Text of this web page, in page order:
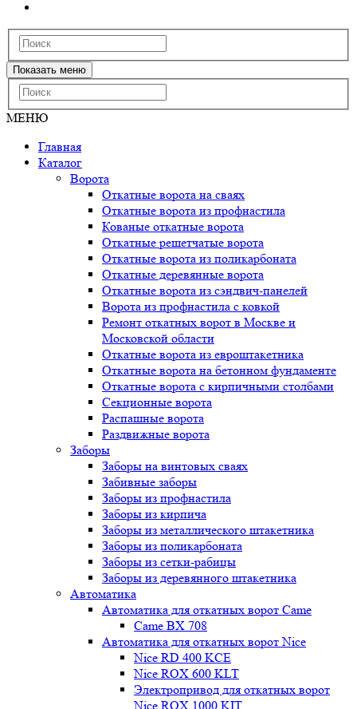
Показать меню
МЕНЮ
Главная
Каталог
Ворота
Откатные ворота на сваях
Откатные ворота из профнастила
Кованые откатные ворота
Откатные решетчатые ворота
Откатные ворота из поликарбоната
Откатные деревянные ворота
Откатные ворота из сэндвич-панелей
Ворота из профнастила с ковкой
Ремонт откатных ворот в Москве и
Московской области
Откатные ворота из евроштакетника
Откатные ворота на бетонном фундаменте
Откатные ворота с кирпичными столбами
Секционные ворота
Распашные ворота
Раздвижные ворота
Заборы
Заборы на винтовых сваях
Забивные заборы
Заборы из профнастила
Заборы из кирпича
Заборы из металлического штакетника
Заборы из поликарбоната
Заборы из сетки-рабицы
Заборы из деревянного штакетника
Автоматика
Автоматика для откатных ворот Came
Came BX 708
Автоматика для откатных ворот Nice
Nice RD 400 KCE
Nice ROX 600 KLT
Электропривод для откатных ворот
Nice ROX 1000 KIT